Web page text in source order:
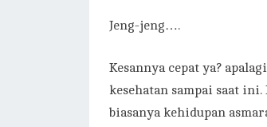
Jeng-jeng….
Kesannya cepat ya?
kesehatan sampai saat
biasanya kehidupan